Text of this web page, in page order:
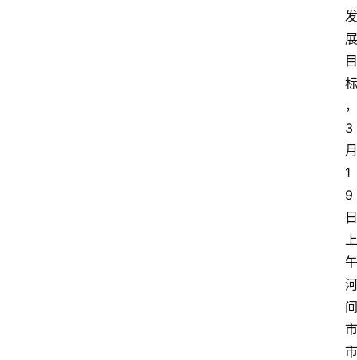
发
展
目
标
，
3
月
1
9
日
上
午
河
间
市
市